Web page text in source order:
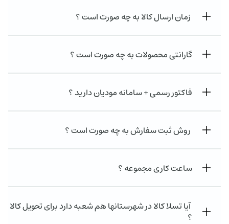
زمان ارسال کالا به چه صورت است ؟
گارانتی محصولات به چه صورت است ؟
فاکتور رسمی + سامانه مودیان دارید ؟
روش ثبت سفارش به چه صورت است ؟
ساعت کاری مجموعه ؟
آیا تسلا کالا در شهرستانها هم شعبه دارد برای تحویل کالا
؟